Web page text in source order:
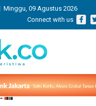
09 Agustus 2026
Connect with us